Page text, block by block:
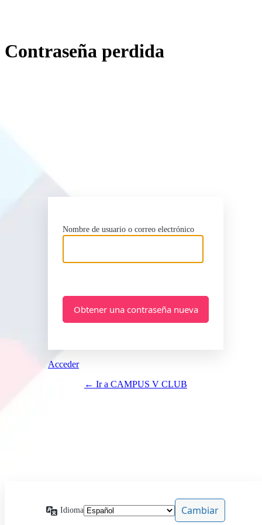
Contraseña perdida
Nombre de usuario o correo electrónico
Acceder
← Ir a CAMPUS V CLUB
Idioma